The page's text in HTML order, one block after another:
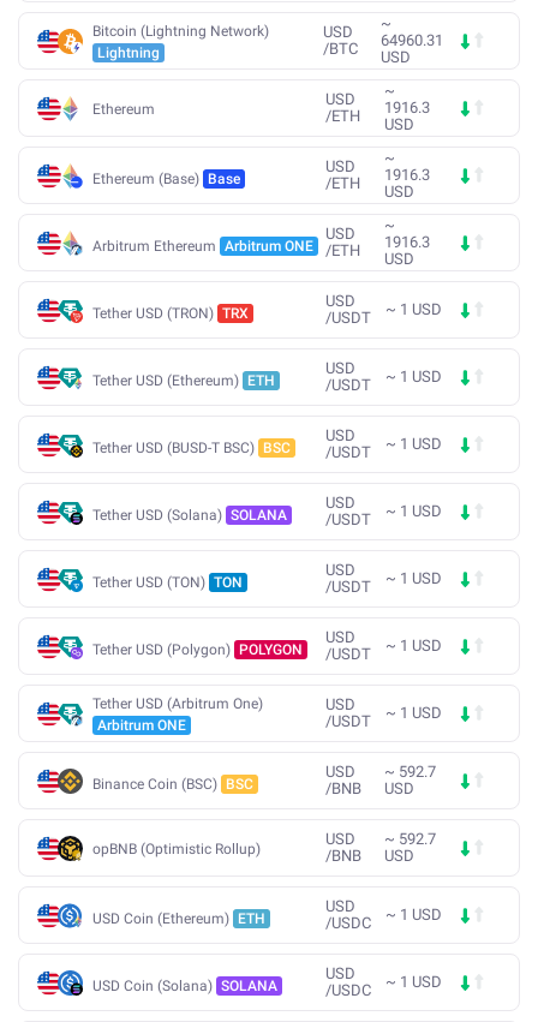
Bitcoin (Lightning Network)
Lightning
USD
/BTC
~
64960.31
USD
Ethereum
USD
/ETH
~
1916.3
USD
Ethereum (Base) Base
USD
/ETH
~
1916.3
USD
Arbitrum Ethereum Arbitrum ONE
USD
/ETH
~
1916.3
USD
Tether USD (TRON) TRX
USD
/USDT ~ 1 USD
Tether USD (Ethereum) ETH
USD
/USDT ~ 1 USD
Tether USD (BUSD-T BSC) BSC
USD
/USDT ~ 1 USD
Tether USD (Solana) SOLANA
USD
/USDT ~ 1 USD
Tether USD (TON) TON
USD
/USDT ~ 1 USD
Tether USD (Polygon) POLYGON
USD
/USDT ~ 1 USD
Tether USD (Arbitrum One)
Arbitrum ONE
USD
/USDT ~ 1 USD
Binance Coin (BSC) BSC
USD
/BNB
~ 592.7
USD
opBNB (Optimistic Rollup)
USD
/BNB
~ 592.7
USD
USD Coin (Ethereum) ETH
USD
/USDC ~ 1 USD
USD Coin (Solana) SOLANA
USD
/USDC ~ 1 USD